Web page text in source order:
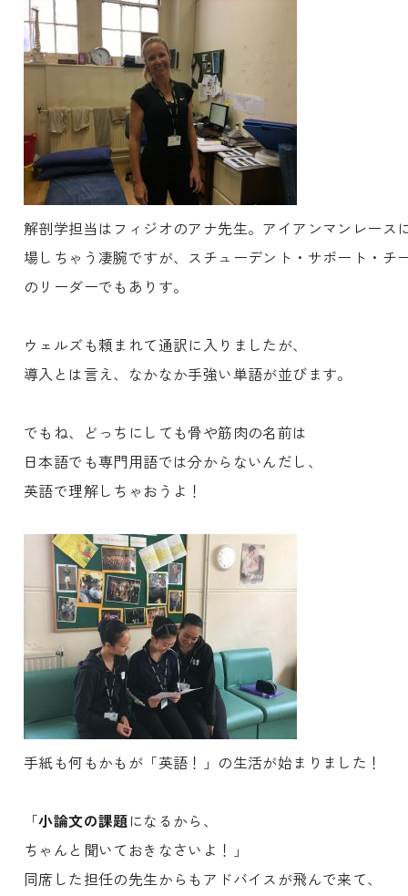
解剖学担当はフィジオのアナ先生。アイアンマンレース
場しちゃう凄腕ですが、スチューデント・サポート・チ
のリーダーでもありす。
ウェルズも頼まれて通訳に入りましたが、
導入とは言え、なかなか手強い単語が並びます。
でもね、どっちにしても骨や筋肉の名前は
日本語でも専門用語では分からないんだし、
英語で理解しちゃおうよ！
手紙も何もかもが「英語！」の生活が始まりました！
「小論文の課題になるから、
ちゃんと聞いておきなさいよ！」
同席した担任の先生からもアドバイスが飛んで来て、